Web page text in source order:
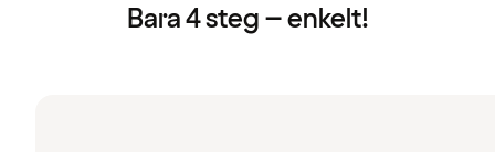
Bara 4 steg – enkelt!